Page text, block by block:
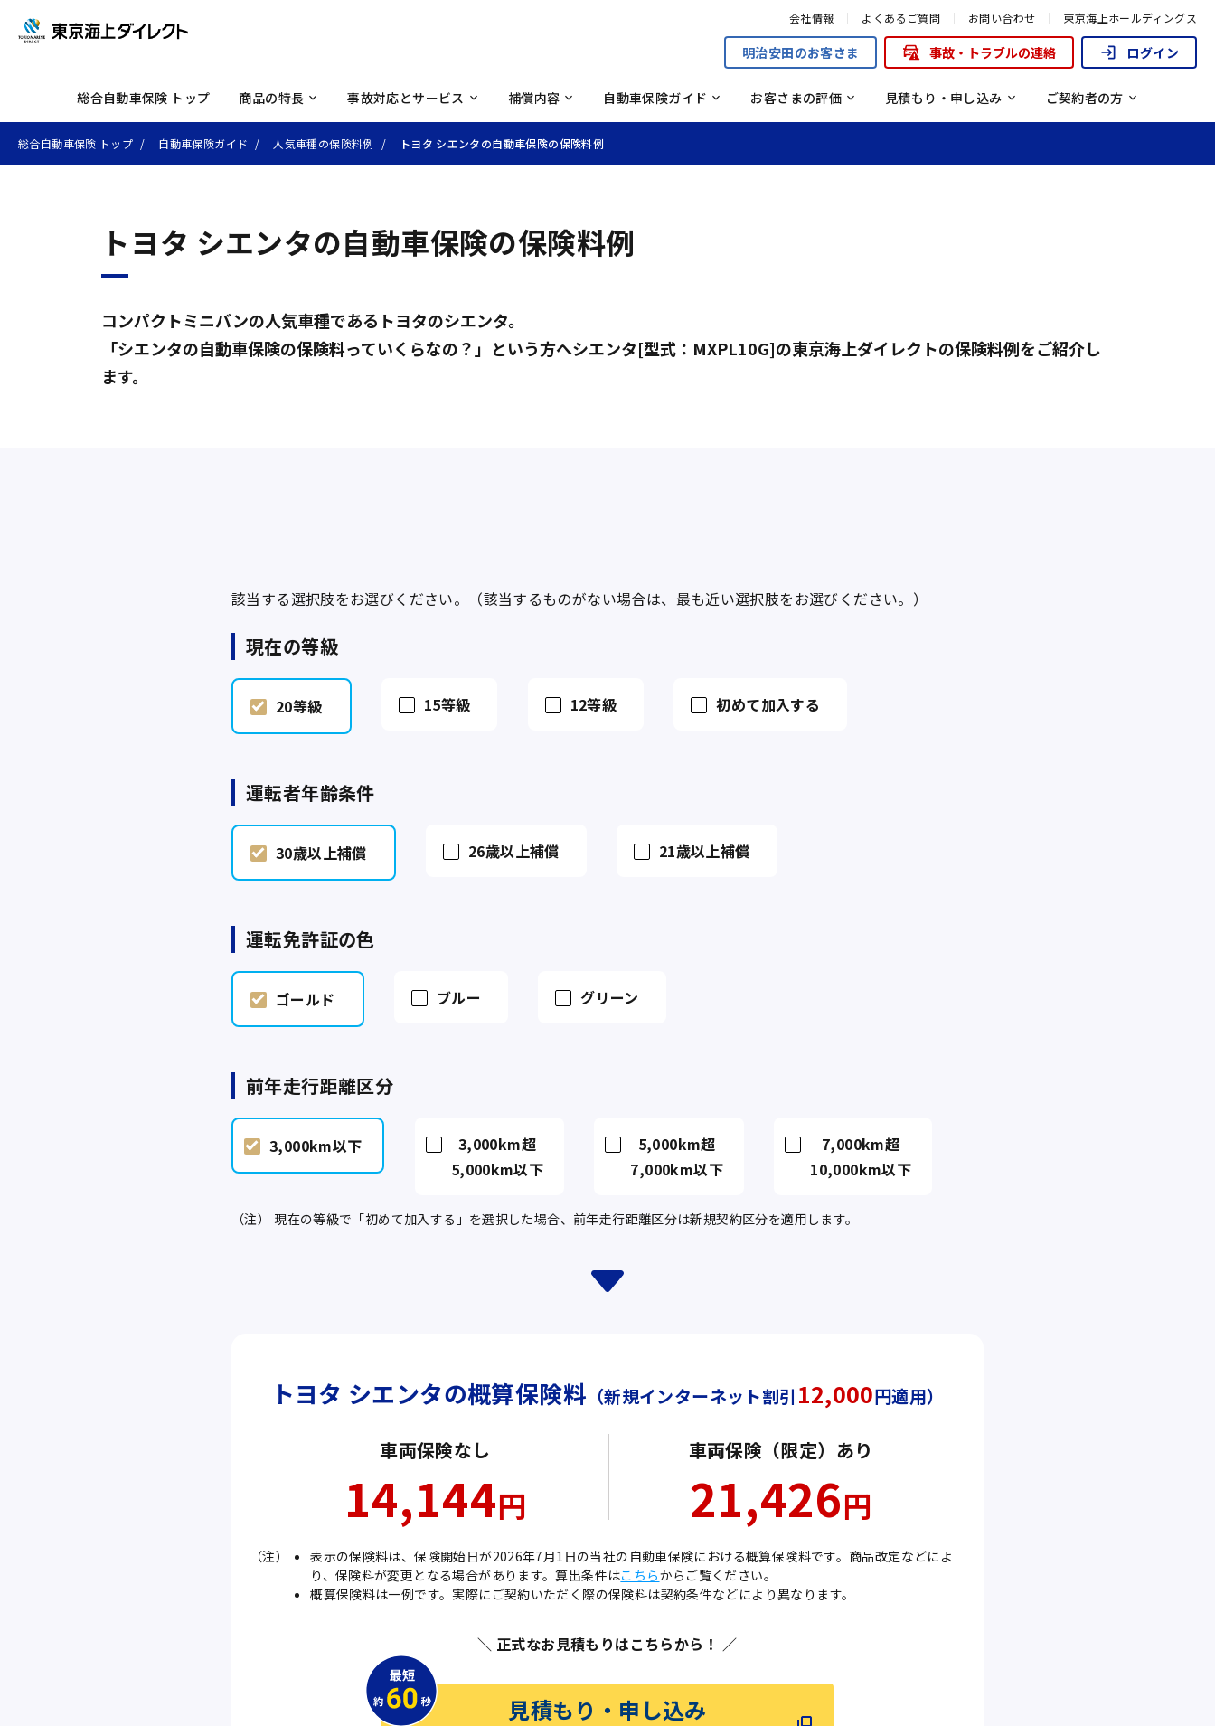
会社情報 よくあるご質問 お問い合わせ 東京海上ホールディングス
明治安田のお客さま 事故・トラブルの連絡 ログイン
総合自動車保険 トップ 商品の特長
保険料は走った分だけ
事故のない社会をつくる取り組み
（Safe Drive With）
安全な街づくりを支援する取り組み
事故対応とサービス
補償内容
自動車保険ガイド
初めての自動車保険 よくあるご質問
自動車お役立ちコラム
お客さまの評価
見積もり・申し込み
見積もりから申し込みの流れ
ご契約者の方
従来商品でお支払いできる保険金一
覧
総合自動車保険 トップ 自動車保険ガイド 人気車種の保険料例 トヨタ シエンタの自動車保険の保険料例
トヨタ シエンタの自動車保険の保険料例
コンパクトミニバンの人気車種であるトヨタのシエンタ。
「シエンタの自動車保険の保険料っていくらなの？」という方へシエンタ[型式：MXPL10G]の東京海上ダイレクトの保険料例をご紹介し
ます。
該当する選択肢をお選びください。（該当するものがない場合は、最も近い選択肢をお選びください。）
現在の等級
20等級 15等級 12等級 初めて加入する
運転者年齢条件
30歳以上補償 26歳以上補償 21歳以上補償
運転免許証の色
ゴールド ブルー グリーン
前年走行距離区分
3,000km以下
3,000km超
5,000km以下
5,000km超
7,000km以下
7,000km超
10,000km以下
（注） 現在の等級で「初めて加入する」を選択した場合、前年走行距離区分は新規契約区分を適用します。
トヨタ シエンタの概算保険料 （新規インターネット割引 12,000円適用）
車両保険なし
14,144円
車両保険 （限定） あり
21,426円
（注）
表示の保険料は、保険開始日が2026年7月1日の当社の自動車保険における概算保険料です。商品改定などによ
り、保険料が変更となる場合があります。算出条件はこちらからご覧ください。
概算保険料は一例です。実際にご契約いただく際の保険料は契約条件などにより異なります。
＼ 正式なお見積もりはこちらから！ ／
見積もり・申し込み